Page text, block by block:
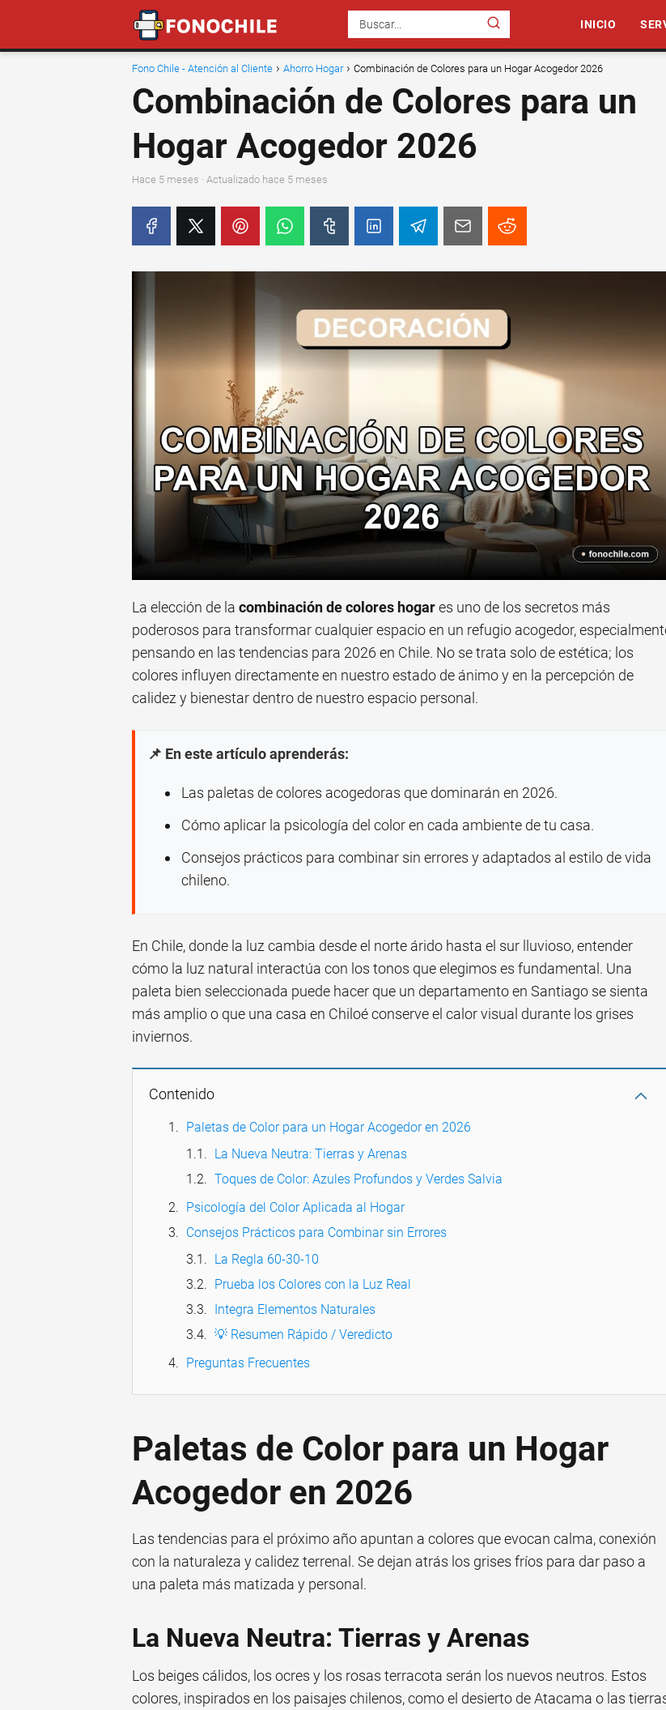
INICIO
Fono Chile - Atención al Cliente Ahorro Hogar Combinación de Colores para un Hogar Acogedor 2026
Combinación de Colores para un
Hogar Acogedor 2026
hace 5 meses · Actualizado hace 5 meses
La elección de la combinación de colores hogares uno de los secretos más
poderosos para transformar cualquier espacio en un refugio acogedor,
pensando en las tendencias para 2026 en Chile. No se trata solo de estética; los
colores influyen directamente en nuestro estado de ánimo y en la percepción de
calidez y bienestar dentro de nuestro espacio personal.
📌 En este artículo aprenderás:
Las paletas de colores acogedoras que dominarán en 2026.
Cómo aplicar la psicología del color en cada ambiente de tu casa.
Consejos prácticos para combinar sin errores y adaptados al estilo de vida
chileno.
En Chile, donde la luz cambia desde el norte árido hasta el sur lluvioso, entender
cómo la luz natural interactúa con los tonos que elegimos es fundamental. Una
paleta bien seleccionada puede hacer que un departamento en Santiago se sienta
más amplio o que una casa en Chiloé conserve el calor visual durante los grises
inviernos.
Contenido
Paletas de Color para un Hogar Acogedor en 2026
La Nueva Neutra: Tierras y Arenas
Toques de Color: Azules Profundos y Verdes Salvia
Psicología del Color Aplicada al Hogar
Consejos Prácticos para Combinar sin Errores
La Regla 60-30-10
Prueba los Colores con la Luz Real
Integra Elementos Naturales
💡 Resumen Rápido / Veredicto
Preguntas Frecuentes
Paletas de Color para un Hogar
Acogedor en 2026
Las tendencias para el próximo año apuntan a colores que evocan calma, conexión
con la naturaleza y calidez terrenal. Se dejan atrás los grises fríos para dar paso a
una paleta más matizada y personal.
La Nueva Neutra: Tierras y Arenas
Los beiges cálidos, los ocres y los rosas terracota serán los nuevos neutros. Estos
colores, inspirados en los paisajes chilenos, como el desierto de Atacama o las